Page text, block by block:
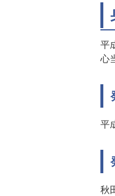
平
心
平
秋